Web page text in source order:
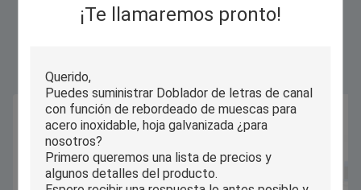
¡Te llamaremos pronto!